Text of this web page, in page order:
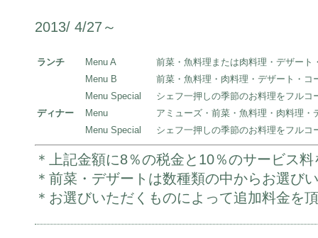
2013/ 4/27～
ランチ Menu A
前菜・魚料理または肉料理・デザート
Menu B
前菜・魚料理・肉料理・デザート・コ
Menu Special
シェフ一押しの季節のお料理をフル
ディナー
Menu
アミューズ・前菜・魚料理・肉料理・
Menu Special
シェフ一押しの季節のお料理をフル
＊上記金額に8％の税金と10％のサービス
＊前菜・デザートは数種類の中からお選び
＊お選びいただくものによって追加料金を